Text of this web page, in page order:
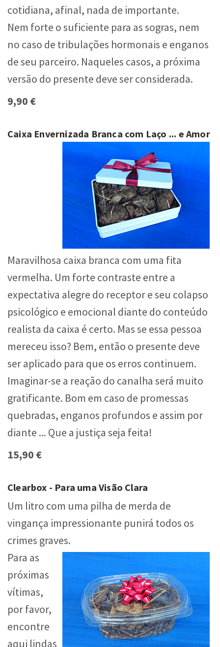
cotidiana, afinal, nada de importante.
Nem forte o suficiente para as sogras, nem
no caso de tribulações hormonais e enganos
de seu parceiro. Naqueles casos, a próxima
versão do presente deve ser considerada.
9,90 €
Caixa Envernizada Branca com Laço ... e Amor
Maravilhosa caixa branca com uma fita
vermelha. Um forte contraste entre a
expectativa alegre do receptor e seu colapso
psicológico e emocional diante do conteúdo
realista da caixa é certo. Mas se essa pessoa
mereceu isso? Bem, então o presente deve
ser aplicado para que os erros continuem.
Imaginar-se a reação do canalha será muito
gratificante. Bom em caso de promessas
quebradas, enganos profundos e assim por
diante ... Que a justiça seja feita!
15,90 €
Clearbox - Para uma Visão Clara
Um litro com uma pilha de merda de
vingança impressionante punirá todos os
crimes graves.
Para as
próximas
vítimas,
por favor,
encontre
aqui lindas